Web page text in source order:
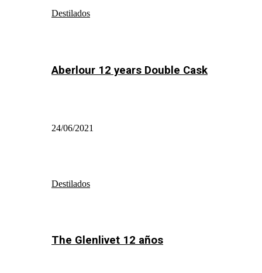
Destilados
Aberlour 12 years Double Cask
24/06/2021
Destilados
The Glenlivet 12 años